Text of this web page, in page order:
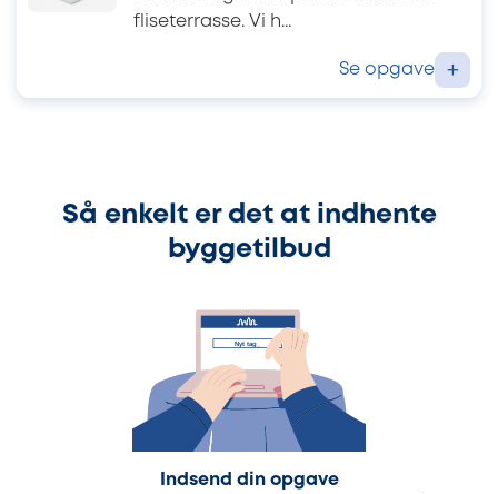
fliseterrasse. Vi h...
Se opgave +
Så enkelt er det at indhente
byggetilbud
Indsend din opgave